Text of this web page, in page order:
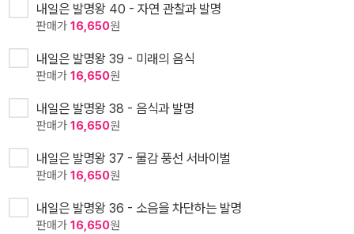
내일은 발명왕 40 - 자연 관찰과 발명
판매가 16,650원
내일은 발명왕 39 - 미래의 음식
판매가 16,650원
내일은 발명왕 38 - 음식과 발명
판매가 16,650원
내일은 발명왕 37 - 물감 풍선 서바이벌
판매가 16,650원
내일은 발명왕 36 - 소음을 차단하는 발명
판매가 16,650원